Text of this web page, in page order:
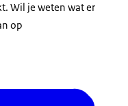
Wil je weten wat er
op